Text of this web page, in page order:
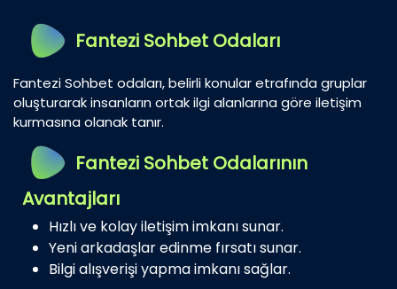
Fantezi Sohbet Odaları
Fantezi Sohbet odaları, belirli konular etrafında gruplar
oluşturarak insanların ortak ilgi alanlarına göre iletişim
kurmasına olanak tanır.
Fantezi Sohbet Odalarının
Avantajları
Hızlı ve kolay iletişim imkanı sunar.
Yeni arkadaşlar edinme fırsatı sunar.
Bilgi alışverişi yapma imkanı sağlar.